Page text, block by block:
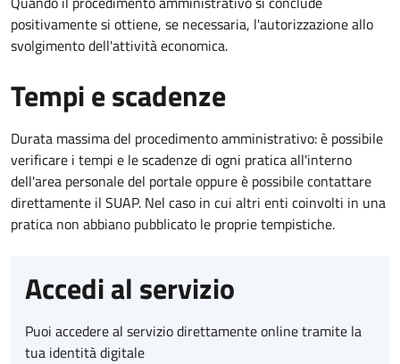
positivamente si ottiene, se necessaria, l'autorizzazione allo
svolgimento dell'attività economica.
Tempi e scadenze
Durata massima del procedimento amministrativo: è possibile
verificare i tempi e le scadenze di ogni pratica all'interno
dell'area personale del portale oppure è possibile contattare
direttamente il SUAP. Nel caso in cui altri enti coinvolti in una
pratica non abbiano pubblicato le proprie tempistiche.
Accedi al servizio
Puoi accedere al servizio direttamente online tramite la
tua identità digitale